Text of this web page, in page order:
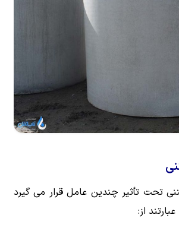
تحت تأثیر چندین عامل قرار می گیرد
از: